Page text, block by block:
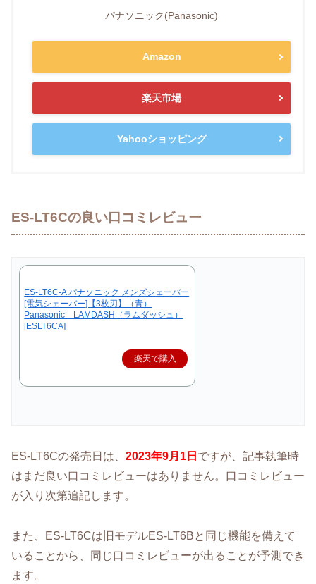
パナソニック(Panasonic)
Amazon
楽天市場
Yahooショッピング
ES-LT6Cの良い口コミレビュー
ES-LT6C-A パナソニック メンズシェーバー
[電気シェーバー]【3枚刃】（青）
Panasonic LAMDASH（ラムダッシュ）
[ESLT6CA]
楽天で購入
ES-LT6Cの発売日は、 2023年9月1日 ですが、記事執筆時
はまだ良い口コミレビューはありません。口コミレビュー
が入り次第追記します。
また、ES-LT6Cは旧モデルES-LT6Bと同じ機能を備えて
いることから、同じ口コミレビューが出ることが予測でき
ます。